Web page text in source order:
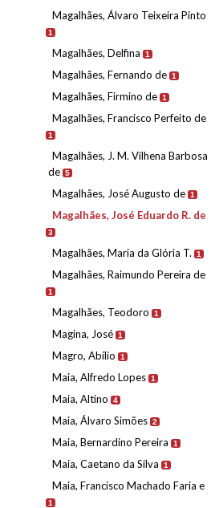
Magalhães, Álvaro Teixeira Pinto
1
Magalhães, Delfina 1
Magalhães, Fernando de 1
Magalhães, Firmino de 1
Magalhães, Francisco Perfeito de
1
Magalhães, J. M. Vilhena Barbosa
de 5
Magalhães, José Augusto de 1
Magalhães, José Eduardo R. de
3
Magalhães, Maria da Glória T. 1
Magalhães, Raimundo Pereira de
1
Magalhães, Teodoro 1
Magina, José 1
Magro, Abílio 1
Maia, Alfredo Lopes 1
Maia, Altino 4
Maia, Álvaro Simões 2
Maia, Bernardino Pereira 1
Maia, Caetano da Silva 1
Maia, Francisco Machado Faria e
1